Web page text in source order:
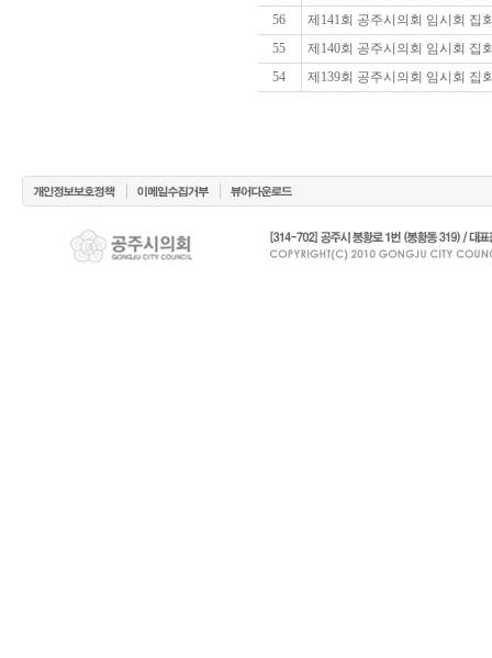
56
제141회 공주시의회 임시회 집
55
제140회 공주시의회 임시회 집
54
제139회 공주시의회 임시회 집